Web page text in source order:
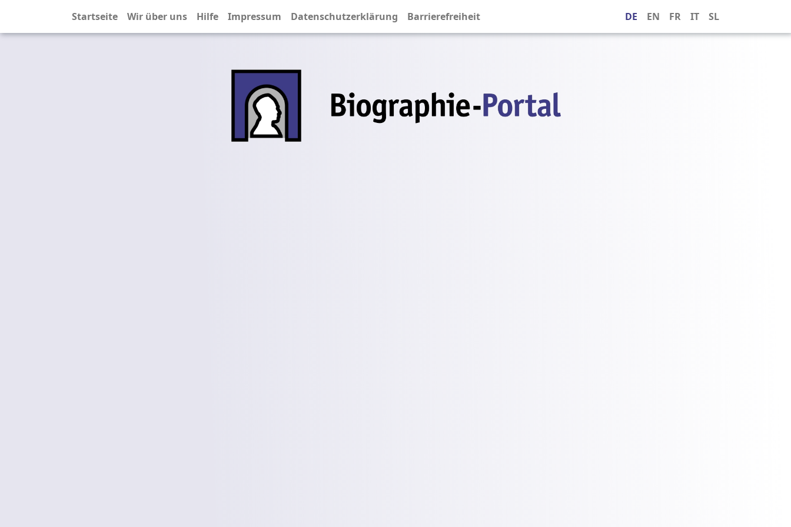
Startseite Wir über uns Hilfe Impressum Datenschutzerklärung Barrierefreiheit DE EN FR IT SL